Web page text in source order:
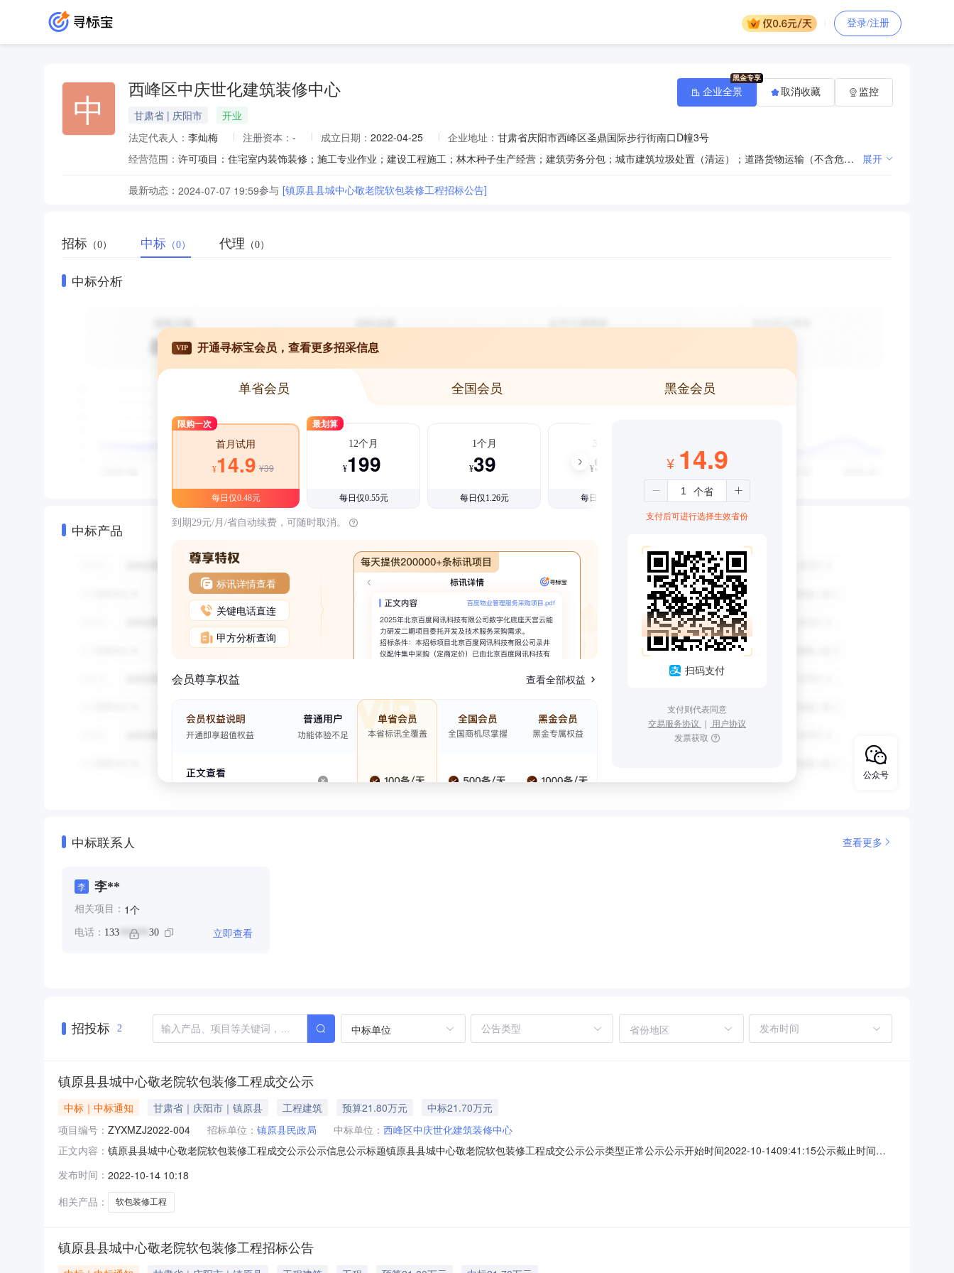
登录/注册
中 西峰区中庆世化建筑装修中心
甘肃省 | 庆阳市
开业
法定代表人： 李灿梅 注册资本： - 成立日期： 2022-04-25 企业地址： 甘肃省庆阳市西峰区圣鼎国际步行街南口D幢3号
经营范围：
许可项目：住宅室内装饰装修；施工专业作业；建设工程施工；林木种子生产经营；建筑劳务分包；城市建筑垃圾处置（清运）；道路货物运输（不含危险货物）；建设工程监理。（依法须经批准的项目，经相关部门批准后方可开展经营活动，具体经营项目以相关部门批准文件或许可证件为准）*** 一般项目：金属门窗工程施工；建筑材料销售；园林绿化工程施工；建筑工程机械与设备租赁；针纺织品销售；办公用品销售；建筑装饰、水暖管道零件及其他建筑用金属制品制造；保温材料销售；纸制品销售；安防设备销售；房屋拆迁服务；市政设施管理；城市绿化管理；建筑装饰材料销售；道路货物运输站经营；日用百货销售；打字复印；劳动保护用品销售；招投标代理服务；建筑防水卷材产品销售；土石方工程施工；砖瓦销售；建筑砌块销售；环保咨询服务；石灰和石膏销售。（除依法须经批准的项目外，凭营业执照依法自主开展经营活动）*** 展开
最新动态： 2024-07-07 19:59参与 [镇原县县城中心敬老院软包装修工程招标公告]
企业全景 取消收藏 监控
招标 （0） 中标 （0） 代理 （0）
中标分析
中标产品
VIP 开通寻标宝会员，查看更多招采信息
单省会员 全国会员 黑金会员
限购一次
首月试用
¥14.9 ¥39
每日仅0.48元
最划算
12个月
¥199
每日仅0.55元
1个月
¥39
每日仅1.26元
3个月
¥99
每日仅1.08元
到期29元/月/省自动续费，可随时取消。
标讯详情查看
关键电话直连
甲方分析查询
会员尊享权益 查看全部权益
¥ 14.9
支付后可进行选择生效省份
扫码支付
支付则代表同意
交易服务协议 ｜ 用户协议
发票获取
中标联系人 查看更多
李 李**
相关项目： 1个
电话： 133 ****** 30 立即查看
招投标 2 中标单位 省份地区
镇原县县城中心敬老院软包装修工程成交公示
中标｜中标通知 甘肃省｜庆阳市｜镇原县 工程建筑 预算21.80万元
中标21.70万元
项目编号： ZYXMZJ2022-004 招标单位： 镇原县民政局 中标单位： 西峰区中庆世化建筑装修中心
正文内容： 镇原县县城中心敬老院软包装修工程成交公示公示信息公示标题镇原县县城中心敬老院软包装修工程成交公示公示类型正常公示公示开始时间2022-10-1409:41:15公示截止时间
001ZYXMZJ2022-004工程-施工218000.0(元)西峰区中庆世化建筑装修中心216986.0(元)成交公示内容镇原县县城中心敬老院软包装修工程成交公告镇原
发布时间： 2022-10-14 10:18
相关产品：
软包装修工程
镇原县县城中心敬老院软包装修工程招标公告
公众号